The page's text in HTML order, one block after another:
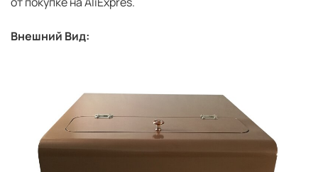
Внешний Вид: